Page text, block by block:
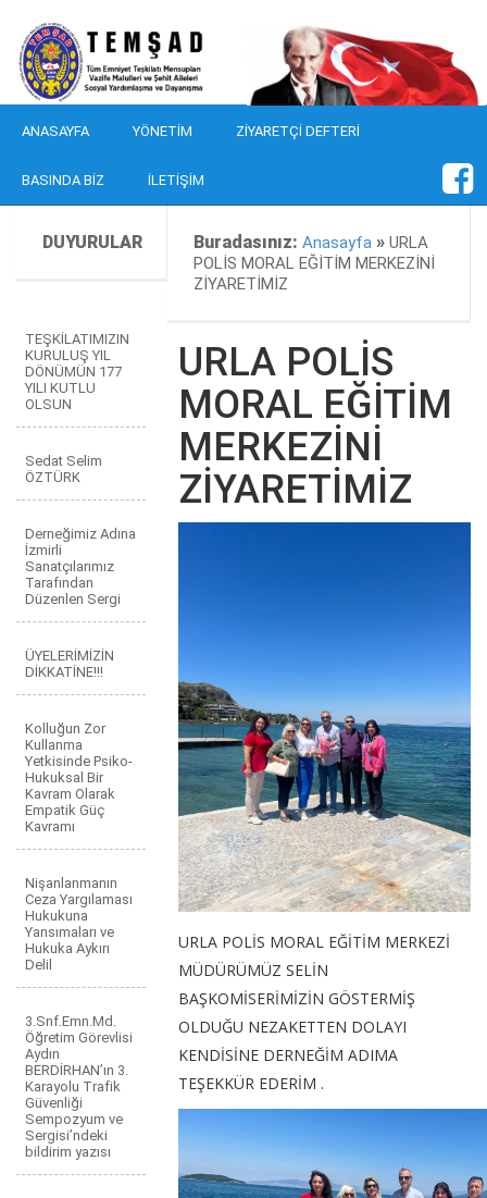
ANASAYFA YÖNETIM ZIYARETÇI DEFTERI
BASINDA BIZ İLETIŞIM
DUYURULAR Buradasınız:Anasayfa »URLA
POLİS MORAL EĞİTİM MERKEZİNİ
ZİYARETİMİZ
TEŞKİLATIMIZIN
KURULUŞ YIL
DÖNÜMÜN 177
YILI KUTLU
OLSUN
Sedat Selim
ÖZTÜRK
Derneğimiz Adına
İzmirli
Sanatçılarımız
Tarafından
Düzenlen Sergi
ÜYELERİMİZİN
DİKKATİNE!!!
Kolluğun Zor
Kullanma
Yetkisinde Psiko-
Hukuksal Bir
Kavram Olarak
Empatik Güç
Kavramı
Nişanlanmanın
Ceza Yargılaması
Hukukuna
Yansımaları ve
Hukuka Aykırı
Delil
3.Snf.Emn.Md.
Öğretim Görevlisi
Aydın
BERDİRHAN’ın 3.
Karayolu Trafik
Güvenliği
Sempozyum ve
Sergisi’ndeki
bildirim yazısı
URLA POLİS
MORAL EĞİTİM
MERKEZİNİ
ZİYARETİMİZ
URLA POLİS MORAL EĞİTİM MERKEZİ
MÜDÜRÜMÜZ SELİN
BAŞKOMİSERİMİZİN GÖSTERMİŞ
OLDUĞU NEZAKETTEN DOLAYI
KENDİSİNE DERNEĞİM ADIMA
TEŞEKKÜR EDERİM .